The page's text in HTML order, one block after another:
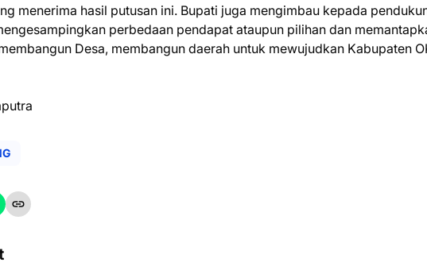
menerima hasil putusan ini. Bupati juga mengimbau kepada
perbedaan pendapat ataupun pilihan dan
Desa, membangun daerah untuk mewujudkan Kabupaten